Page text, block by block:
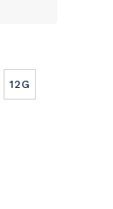
12G